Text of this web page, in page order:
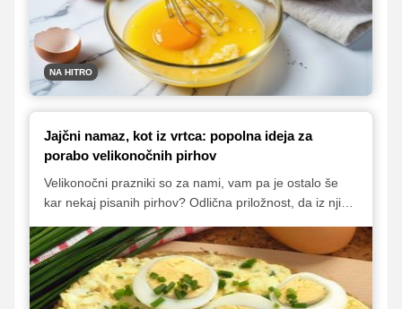
kosilo boste 'sčarali' v manj kot pol ure!
NA HITRO
Jajčni namaz, kot iz vrtca: popolna ideja za
porabo velikonočnih pirhov
Velikonočni prazniki so za nami, vam pa je ostalo še
kar nekaj pisanih pirhov? Odlična priložnost, da iz njih
domačega! Jajčni namaz je ena izmed tistih klasičnih
jedi, ki nas takoj vrne v brezskrbne dni osnovne šole in
vrtca. Mehka tekstura, blagi okusi in obvezne kisle
kumarice – to je okusen recept, ki nikoli ne razočara.